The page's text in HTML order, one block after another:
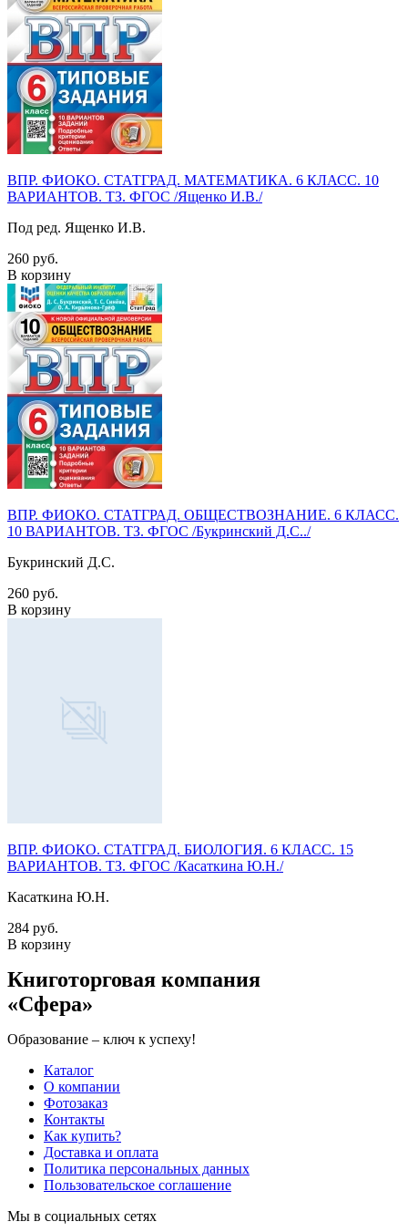
ВПР. ФИОКО. СТАТГРАД. МАТЕМАТИКА. 6 КЛАСС. 10
ВАРИАНТОВ. ТЗ. ФГОС /Ященко И.В./
Под ред. Ященко И.В.
260 руб.
В корзину
ВПР. ФИОКО. СТАТГРАД. ОБЩЕСТВОЗНАНИЕ. 6 КЛАСС.
10 ВАРИАНТОВ. ТЗ. ФГОС /Букринский Д.С../
Букринский Д.С.
260 руб.
В корзину
ВПР. ФИОКО. СТАТГРАД. БИОЛОГИЯ. 6 КЛАСС. 15
ВАРИАНТОВ. ТЗ. ФГОС /Касаткина Ю.Н./
Касаткина Ю.Н.
284 руб.
В корзину
Книготорговая компания
«Сфера»
Образование – ключ к успеху!
Каталог
О компании
Фотозаказ
Контакты
Как купить?
Доставка и оплата
Политика персональных данных
Пользовательское соглашение
Мы в социальных сетях